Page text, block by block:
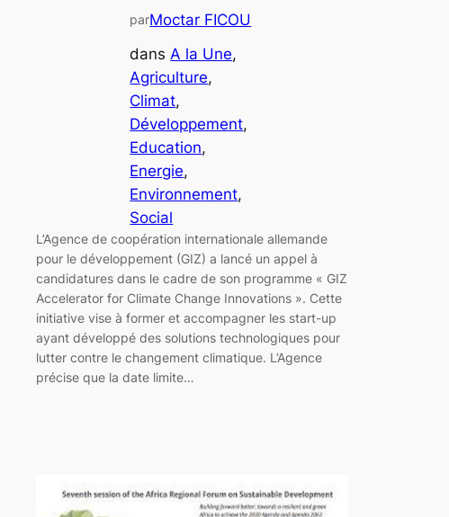
parMoctar FICOU
dansA la Une
Agriculture
Climat
Développement
Education
Energie
Environnement
Social
L’Agence de coopération internationale allemande
pour le développement (GIZ) a lancé un appel à
candidatures dans le cadre de son programme « GIZ
Accelerator for Climate Change Innovations ». Cette
initiative vise à former et accompagner les start-up
ayant développé des solutions technologiques pour
lutter contre le changement climatique. L’Agence
précise que la date limite…